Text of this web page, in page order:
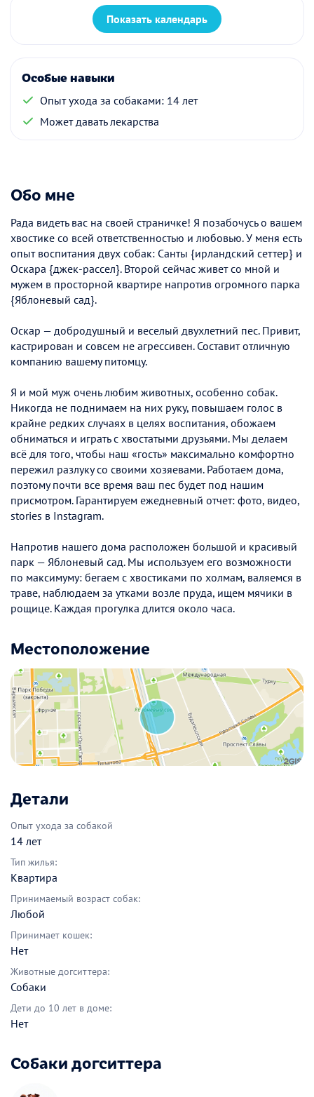
Показать календарь
Особые навыки
Опыт ухода за собаками: 14 лет
Может давать лекарства
Обо мне
Рада видеть вас на своей страничке! Я позабочусь о вашем
хвостике со всей ответственностью и любовью. У меня есть
опыт воспитания двух собак: Санты {ирландский сеттер} и
Оскара {джек-рассел}. Второй сейчас живет со мной и
мужем в просторной квартире напротив огромного парка
{Яблоневый сад}.
Оскар — добродушный и веселый двухлетний пес. Привит,
кастрирован и совсем не агрессивен. Составит отличную
компанию вашему питомцу.
Я и мой муж очень любим животных, особенно собак.
Никогда не поднимаем на них руку, повышаем голос в
крайне редких случаях в целях воспитания, обожаем
обниматься и играть с хвостатыми друзьями. Мы делаем
всё для того, чтобы наш «гость» максимально комфортно
пережил разлуку со своими хозяевами. Работаем дома,
поэтому почти все время ваш пес будет под нашим
присмотром. Гарантируем ежедневный отчет: фото, видео,
stories в Instagram.
Напротив нашего дома расположен большой и красивый
парк — Яблоневый сад. Мы используем его возможности
по максимуму: бегаем с хвостиками по холмам, валяемся в
траве, наблюдаем за утками возле пруда, ищем мячики в
рощице. Каждая прогулка длится около часа.
Местоположение
Детали
Опыт ухода за собакой
14 лет
Тип жилья:
Квартира
Принимаемый возраст собак:
Любой
Принимает кошек:
Нет
Животные догситтера:
Собаки
Дети до 10 лет в доме:
Нет
Собаки догситтера